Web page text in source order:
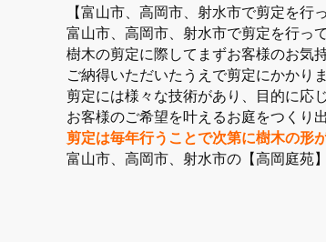
【富山市、高岡市、射水市で剪定を
富山市、高岡市、射水市で剪定を行っ
樹木の剪定に際してまずお客様のお気
ご納得いただいたうえで剪定にかかり
剪定には様々な技術があり、目的に応
お客様のご希望を叶えるお庭をつくり
剪定は毎年行うことで次第に樹木の形
富山市、高岡市、射水市の【高岡庭苑